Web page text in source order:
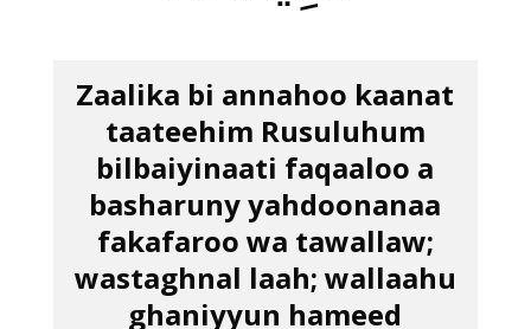
Zaalika bi annahoo kaanat
taateehim Rusuluhum
bilbaiyinaati faqaaloo a
basharuny yahdoonanaa
fakafaroo wa tawallaw;
wastaghnal laah; wallaahu
ghaniyyun hameed